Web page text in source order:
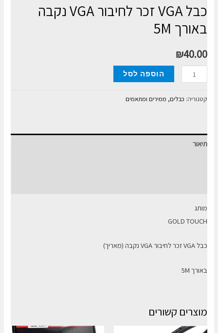
כבל VGA זכר לחיבור VGA נקבה
באורך 5M
₪40.00
כמות
של
כבל
לחיבור
הוספה לסל
קטגוריה: כבלים, ממירים ומתאמים
תיאור
מותג
GOLD TOUCH
כבל VGA זכר לחיבור VGA נקבה (מאריך)
באורך 5M
מוצרים קשורים